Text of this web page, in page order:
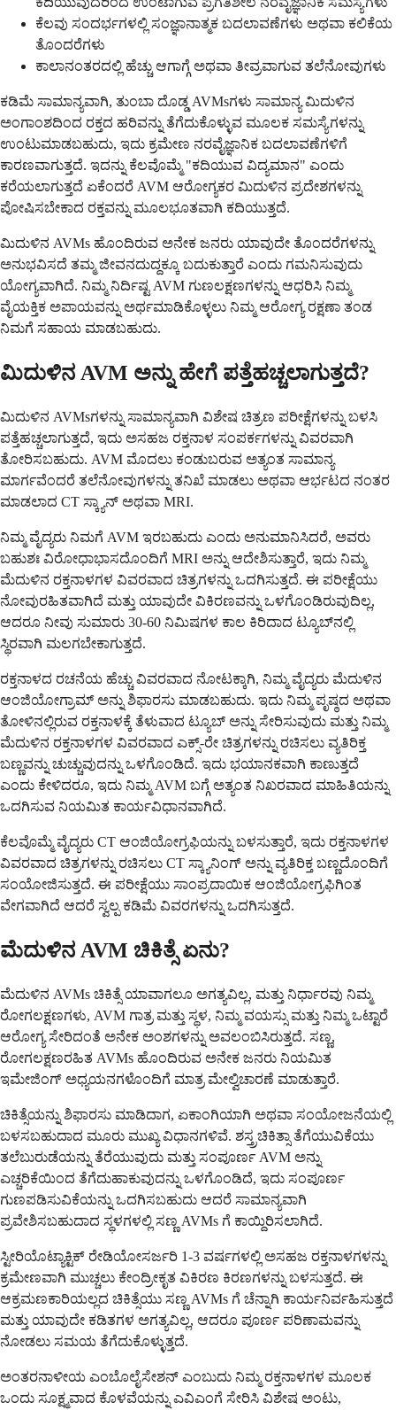
ಕೆಲವು ಸಂದರ್ಭಗಳಲ್ಲಿ ಸಂಜ್ಞಾನಾತ್ಮಕ ಬದಲಾವಣೆಗಳು ಅಥವಾ ಕಲಿಕೆಯ
ತೊಂದರೆಗಳು
ಕಾಲಾನಂತರದಲ್ಲಿ ಹೆಚ್ಚು ಆಗಾಗ್ಗೆ ಅಥವಾ ತೀವ್ರವಾಗುವ ತಲೆನೋವುಗಳು
ಕಡಿಮೆ ಸಾಮಾನ್ಯವಾಗಿ, ತುಂಬಾ ದೊಡ್ಡ AVMsಗಳು ಸಾಮಾನ್ಯ ಮಿದುಳಿನ
ಅಂಗಾಂಶದಿಂದ ರಕ್ತದ ಹರಿವನ್ನು ತೆಗೆದುಕೊಳ್ಳುವ ಮೂಲಕ ಸಮಸ್ಯೆಗಳನ್ನು
ಉಂಟುಮಾಡಬಹುದು, ಇದು ಕ್ರಮೇಣ ನರವೈಜ್ಞಾನಿಕ ಬದಲಾವಣೆಗಳಿಗೆ
ಕಾರಣವಾಗುತ್ತದೆ. ಇದನ್ನು ಕೆಲವೊಮ್ಮೆ "ಕದಿಯುವ ವಿದ್ಯಮಾನ" ಎಂದು
ಕರೆಯಲಾಗುತ್ತದೆ ಏಕೆಂದರೆ AVM ಆರೋಗ್ಯಕರ ಮಿದುಳಿನ ಪ್ರದೇಶಗಳನ್ನು
ಪೋಷಿಸಬೇಕಾದ ರಕ್ತವನ್ನು ಮೂಲಭೂತವಾಗಿ ಕದಿಯುತ್ತದೆ.
ಮಿದುಳಿನ AVMs ಹೊಂದಿರುವ ಅನೇಕ ಜನರು ಯಾವುದೇ ತೊಂದರೆಗಳನ್ನು
ಅನುಭವಿಸದೆ ತಮ್ಮ ಜೀವನದುದ್ದಕ್ಕೂ ಬದುಕುತ್ತಾರೆ ಎಂದು ಗಮನಿಸುವುದು
ಯೋಗ್ಯವಾಗಿದೆ. ನಿಮ್ಮ ನಿರ್ದಿಷ್ಟ AVM ಗುಣಲಕ್ಷಣಗಳನ್ನು ಆಧರಿಸಿ ನಿಮ್ಮ
ವೈಯಕ್ತಿಕ ಅಪಾಯವನ್ನು ಅರ್ಥಮಾಡಿಕೊಳ್ಳಲು ನಿಮ್ಮ ಆರೋಗ್ಯ ರಕ್ಷಣಾ ತಂಡ
ನಿಮಗೆ ಸಹಾಯ ಮಾಡಬಹುದು.
ಮಿದುಳಿನ AVM ಅನ್ನು ಹೇಗೆ ಪತ್ತೆಹಚ್ಚಲಾಗುತ್ತದೆ?
ಮಿದುಳಿನ AVMsಗಳನ್ನು ಸಾಮಾನ್ಯವಾಗಿ ವಿಶೇಷ ಚಿತ್ರಣ ಪರೀಕ್ಷೆಗಳನ್ನು ಬಳಸಿ
ಪತ್ತೆಹಚ್ಚಲಾಗುತ್ತದೆ, ಇದು ಅಸಹಜ ರಕ್ತನಾಳ ಸಂಪರ್ಕಗಳನ್ನು ವಿವರವಾಗಿ
ತೋರಿಸಬಹುದು. AVM ಮೊದಲು ಕಂಡುಬರುವ ಅತ್ಯಂತ ಸಾಮಾನ್ಯ
ಮಾರ್ಗವೆಂದರೆ ತಲೆನೋವುಗಳನ್ನು ತನಿಖೆ ಮಾಡಲು ಅಥವಾ ಆರ್ಭಟದ ನಂತರ
ಮಾಡಲಾದ CT ಸ್ಕ್ಯಾನ್ ಅಥವಾ MRI.
ನಿಮ್ಮ ವೈದ್ಯರು ನಿಮಗೆ AVM ಇರಬಹುದು ಎಂದು ಅನುಮಾನಿಸಿದರೆ, ಅವರು
ಬಹುಶಃ ವಿರೋಧಾಭಾಸದೊಂದಿಗೆ MRI ಅನ್ನು ಆದೇಶಿಸುತ್ತಾರೆ, ಇದು ನಿಮ್ಮ
ಮೆದುಳಿನ ರಕ್ತನಾಳಗಳ ವಿವರವಾದ ಚಿತ್ರಗಳನ್ನು ಒದಗಿಸುತ್ತದೆ. ಈ ಪರೀಕ್ಷೆಯು
ನೋವುರಹಿತವಾಗಿದೆ ಮತ್ತು ಯಾವುದೇ ವಿಕಿರಣವನ್ನು ಒಳಗೊಂಡಿರುವುದಿಲ್ಲ,
ಆದರೂ ನೀವು ಸುಮಾರು 30-60 ನಿಮಿಷಗಳ ಕಾಲ ಕಿರಿದಾದ ಟ್ಯೂಬ್‌ನಲ್ಲಿ
ಸ್ಥಿರವಾಗಿ ಮಲಗಬೇಕಾಗುತ್ತದೆ.
ರಕ್ತನಾಳದ ರಚನೆಯ ಹೆಚ್ಚು ವಿವರವಾದ ನೋಟಕ್ಕಾಗಿ, ನಿಮ್ಮ ವೈದ್ಯರು ಮೆದುಳಿನ
ಆಂಜಿಯೋಗ್ರಾಮ್ ಅನ್ನು ಶಿಫಾರಸು ಮಾಡಬಹುದು. ಇದು ನಿಮ್ಮ ಪೃಷ್ಠದ ಅಥವಾ
ತೋಳಿನಲ್ಲಿರುವ ರಕ್ತನಾಳಕ್ಕೆ ತೆಳುವಾದ ಟ್ಯೂಬ್ ಅನ್ನು ಸೇರಿಸುವುದು ಮತ್ತು ನಿಮ್ಮ
ಮೆದುಳಿನ ರಕ್ತನಾಳಗಳ ವಿವರವಾದ ಎಕ್ಸ್-ರೇ ಚಿತ್ರಗಳನ್ನು ರಚಿಸಲು ವ್ಯತಿರಿಕ್ತ
ಬಣ್ಣವನ್ನು ಚುಚ್ಚುವುದನ್ನು ಒಳಗೊಂಡಿದೆ. ಇದು ಭಯಾನಕವಾಗಿ ಕಾಣುತ್ತದೆ
ಎಂದು ಕೇಳಿದರೂ, ಇದು ನಿಮ್ಮ AVM ಬಗ್ಗೆ ಅತ್ಯಂತ ನಿಖರವಾದ ಮಾಹಿತಿಯನ್ನು
ಒದಗಿಸುವ ನಿಯಮಿತ ಕಾರ್ಯವಿಧಾನವಾಗಿದೆ.
ಕೆಲವೊಮ್ಮೆ ವೈದ್ಯರು CT ಆಂಜಿಯೋಗ್ರಫಿಯನ್ನು ಬಳಸುತ್ತಾರೆ, ಇದು ರಕ್ತನಾಳಗಳ
ವಿವರವಾದ ಚಿತ್ರಗಳನ್ನು ರಚಿಸಲು CT ಸ್ಕ್ಯಾನಿಂಗ್ ಅನ್ನು ವ್ಯತಿರಿಕ್ತ ಬಣ್ಣದೊಂದಿಗೆ
ಸಂಯೋಜಿಸುತ್ತದೆ. ಈ ಪರೀಕ್ಷೆಯು ಸಾಂಪ್ರದಾಯಿಕ ಆಂಜಿಯೋಗ್ರಫಿಗಿಂತ
ವೇಗವಾಗಿದೆ ಆದರೆ ಸ್ವಲ್ಪ ಕಡಿಮೆ ವಿವರಗಳನ್ನು ಒದಗಿಸುತ್ತದೆ.
ಮೆದುಳಿನ AVM ಚಿಕಿತ್ಸೆ ಏನು?
ಮೆದುಳಿನ AVMs ಚಿಕಿತ್ಸೆ ಯಾವಾಗಲೂ ಅಗತ್ಯವಿಲ್ಲ, ಮತ್ತು ನಿರ್ಧಾರವು ನಿಮ್ಮ
ರೋಗಲಕ್ಷಣಗಳು, AVM ಗಾತ್ರ ಮತ್ತು ಸ್ಥಳ, ನಿಮ್ಮ ವಯಸ್ಸು ಮತ್ತು ನಿಮ್ಮ ಒಟ್ಟಾರೆ
ಆರೋಗ್ಯ ಸೇರಿದಂತೆ ಅನೇಕ ಅಂಶಗಳನ್ನು ಅವಲಂಬಿಸಿರುತ್ತದೆ. ಸಣ್ಣ,
ರೋಗಲಕ್ಷಣರಹಿತ AVMs ಹೊಂದಿರುವ ಅನೇಕ ಜನರು ನಿಯಮಿತ
ಇಮೇಜಿಂಗ್ ಅಧ್ಯಯನಗಳೊಂದಿಗೆ ಮಾತ್ರ ಮೇಲ್ವಿಚಾರಣೆ ಮಾಡುತ್ತಾರೆ.
ಚಿಕಿತ್ಸೆಯನ್ನು ಶಿಫಾರಸು ಮಾಡಿದಾಗ, ಏಕಾಂಗಿಯಾಗಿ ಅಥವಾ ಸಂಯೋಜನೆಯಲ್ಲಿ
ಬಳಸಬಹುದಾದ ಮೂರು ಮುಖ್ಯ ವಿಧಾನಗಳಿವೆ. ಶಸ್ತ್ರಚಿಕಿತ್ಸಾ ತೆಗೆಯುವಿಕೆಯು
ತಲೆಬುರುಡೆಯನ್ನು ತೆರೆಯುವುದು ಮತ್ತು ಸಂಪೂರ್ಣ AVM ಅನ್ನು
ಎಚ್ಚರಿಕೆಯಿಂದ ತೆಗೆದುಹಾಕುವುದನ್ನು ಒಳಗೊಂಡಿದೆ, ಇದು ಸಂಪೂರ್ಣ
ಗುಣಪಡಿಸುವಿಕೆಯನ್ನು ಒದಗಿಸಬಹುದು ಆದರೆ ಸಾಮಾನ್ಯವಾಗಿ
ಪ್ರವೇಶಿಸಬಹುದಾದ ಸ್ಥಳಗಳಲ್ಲಿ ಸಣ್ಣ AVMs ಗೆ ಕಾಯ್ದಿರಿಸಲಾಗಿದೆ.
ಸ್ಟೀರಿಯೊಟ್ಯಾಕ್ಟಿಕ್ ರೇಡಿಯೋಸರ್ಜರಿ 1-3 ವರ್ಷಗಳಲ್ಲಿ ಅಸಹಜ ರಕ್ತನಾಳಗಳನ್ನು
ಕ್ರಮೇಣವಾಗಿ ಮುಚ್ಚಲು ಕೇಂದ್ರೀಕೃತ ವಿಕಿರಣ ಕಿರಣಗಳನ್ನು ಬಳಸುತ್ತದೆ. ಈ
ಆಕ್ರಮಣಕಾರಿಯಲ್ಲದ ಚಿಕಿತ್ಸೆಯು ಸಣ್ಣ AVMs ಗೆ ಚೆನ್ನಾಗಿ ಕಾರ್ಯನಿರ್ವಹಿಸುತ್ತದೆ
ಮತ್ತು ಯಾವುದೇ ಕಡಿತಗಳ ಅಗತ್ಯವಿಲ್ಲ, ಆದರೂ ಪೂರ್ಣ ಪರಿಣಾಮವನ್ನು
ನೋಡಲು ಸಮಯ ತೆಗೆದುಕೊಳ್ಳುತ್ತದೆ.
ಅಂತರನಾಳೀಯ ಎಂಬೊಲೈಸೇಶನ್ ಎಂಬುದು ನಿಮ್ಮ ರಕ್ತನಾಳಗಳ ಮೂಲಕ
ಒಂದು ಸೂಕ್ಷ್ಮವಾದ ಕೊಳವೆಯನ್ನು ಎವಿಎಂಗೆ ಸೇರಿಸಿ ವಿಶೇಷ ಅಂಟು,